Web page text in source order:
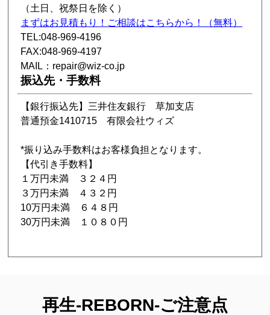
（土日、祝祭日を除く）
まずはお見積もり！ご相談はこちらから！（無料）
TEL:048-969-4196
FAX:048-969-4197
MAIL：repair@wiz-co.jp
振込先・手数料
【銀行振込先】三井住友銀行 草加支店
普通預金1410715 有限会社ウィズ
*振り込み手数料はお客様負担となります。
【代引き手数料】
１万円未満 ３２４円
３万円未満 ４３２円
10万円未満 ６４８円
30万円未満 １０８０円
再生-REBORN-ご注意点